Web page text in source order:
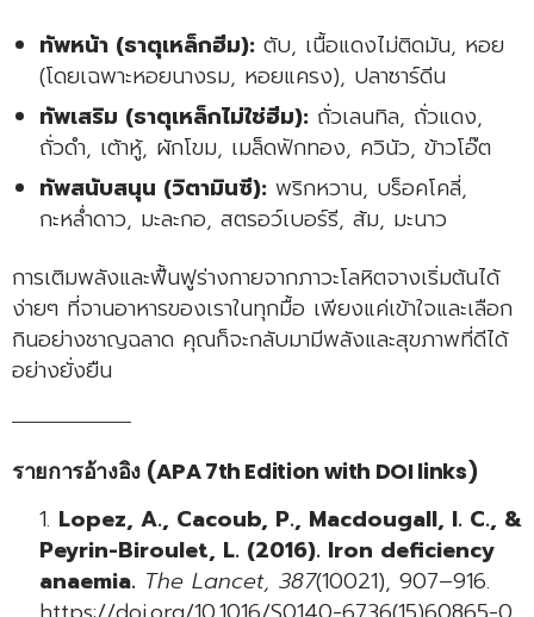
ทัพหน้า (ธาตุเหล็กฮีม):ตับ, เนื้อแดงไม่ติดมัน, หอย
(โดยเฉพาะหอยนางรม, หอยแครง), ปลาซาร์ดีน
ทัพเสริม (ธาตุเหล็กไม่ใช่ฮีม):ถั่วเลนทิล, ถั่วแดง,
ถั่วดำ, เต้าหู้, ผักโขม, เมล็ดฟักทอง, ควินัว, ข้าวโอ๊ต
ทัพสนับสนุน (วิตามินซี):พริกหวาน, บร็อคโคลี่,
กะหล่ำดาว, มะละกอ, สตรอว์เบอร์รี, ส้ม, มะนาว
การเติมพลังและฟื้นฟูร่างกายจากภาวะโลหิตจางเริ่มต้นได้
ง่ายๆ ที่จานอาหารของเราในทุกมื้อ เพียงแค่เข้าใจและเลือก
กินอย่างชาญฉลาด คุณก็จะกลับมามีพลังและสุขภาพที่ดีได้
อย่างยั่งยืน
รายการอ้างอิง (APA 7th Edition with DOI links)
Lopez, A., Cacoub, P., Macdougall, I. C., &
Peyrin-Biroulet, L. (2016). Iron deficiency
anaemia. The Lancet, 387(10021), 907–916.